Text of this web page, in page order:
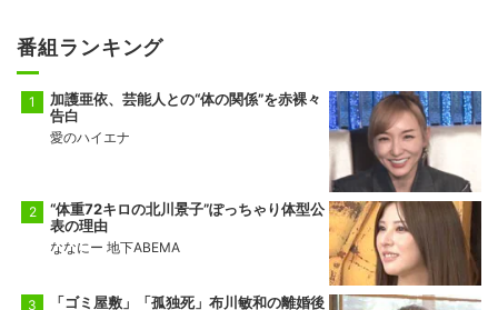
番組ランキング
加護亜依、芸能人との“体の関係”を赤裸々
告白
愛のハイエナ
“体重72キロの北川景子”ぽっちゃり体型公
表の理由
ななにー 地下ABEMA
「ゴミ屋敷」「孤独死」布川敏和の離婚後